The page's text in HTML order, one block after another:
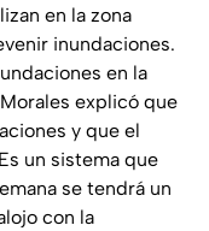
en la zona
inundaciones.
en la
explicó que
y que el
un sistema que
se tendrá un
con la